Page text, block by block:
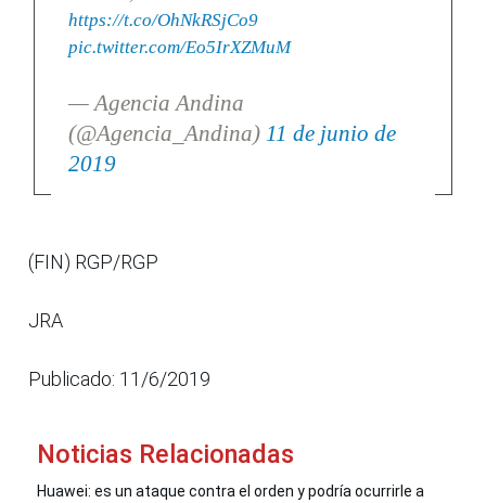
https://t.co/OhNkRSjCo9
pic.twitter.com/Eo5IrXZMuM
— Agencia Andina
(@Agencia_Andina) 11 de junio de
2019
(FIN) RGP/RGP
JRA
Publicado: 11/6/2019
Noticias Relacionadas
Huawei: es un ataque contra el orden y podría ocurrirle a